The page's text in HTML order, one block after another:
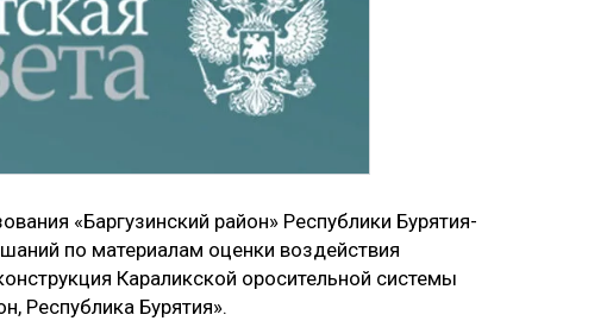
«Баргузинский район» Республики Бурятия­
по материалам оценки воздействия
Караликской оросительной системы
Республика Бурятия».